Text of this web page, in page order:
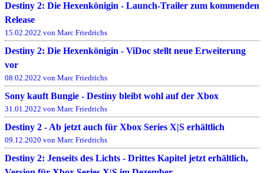
Destiny 2: Die Hexenkönigin - Launch-Trailer zum kommenden
Release
15.02.2022 von Marc Friedrichs
Destiny 2: Die Hexenkönigin - ViDoc stellt neue Erweiterung
vor
08.02.2022 von Marc Friedrichs
Sony kauft Bungie - Destiny bleibt wohl auf der Xbox
31.01.2022 von Marc Friedrichs
Destiny 2 - Ab jetzt auch für Xbox Series X|S erhältlich
09.12.2020 von Marc Friedrichs
Destiny 2: Jenseits des Lichts - Drittes Kapitel jetzt erhältlich,